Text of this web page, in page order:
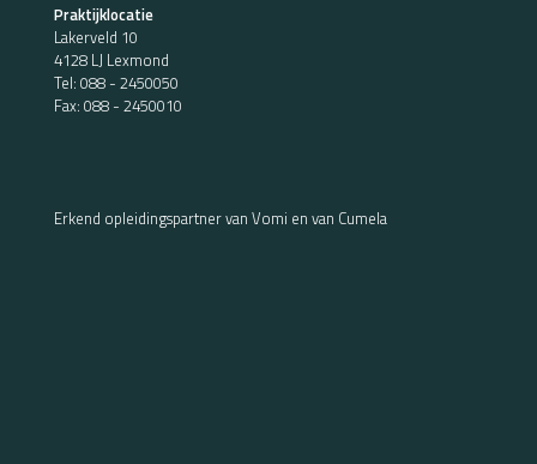
Praktijklocatie
Lakerveld 10
4128 LJ Lexmond
Tel: 088 - 2450050
Fax: 088 - 2450010
Erkend opleidingspartner van Vomi en van Cumela